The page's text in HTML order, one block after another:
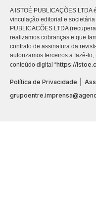
A ISTOÉ PUBLICAÇÕES
vinculação editorial e societária
PUBLICACÕES LTDA
realizamos cobranças e que
contrato de assinatura da
autorizamos terceiros a fazê-
conteúdo digital “https://
Política de Privacidade